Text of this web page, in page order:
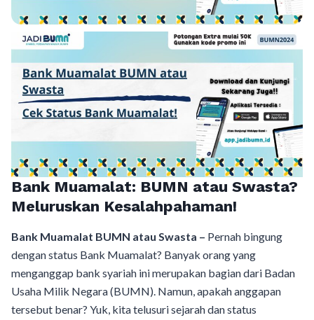
Bank Muamalat: BUMN atau Swasta?
Meluruskan Kesalahpahaman!
Bank Muamalat BUMN atau Swasta – Pernah bingung
dengan status Bank Muamalat? Banyak orang yang
menganggap bank syariah ini merupakan bagian dari Badan
Usaha Milik Negara (BUMN). Namun, apakah anggapan
tersebut benar? Yuk, kita telusuri sejarah dan status